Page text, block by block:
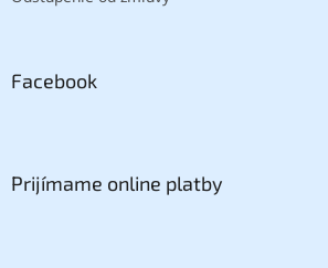
Facebook
Prijímame online platby